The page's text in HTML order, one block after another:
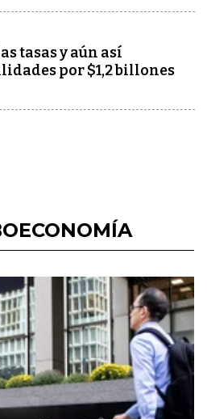
tasas y aún así
por $1,2 billones